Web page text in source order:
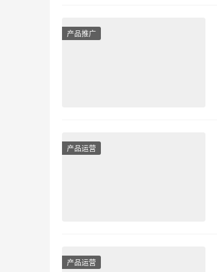
产品推广
产品运营
产品运营